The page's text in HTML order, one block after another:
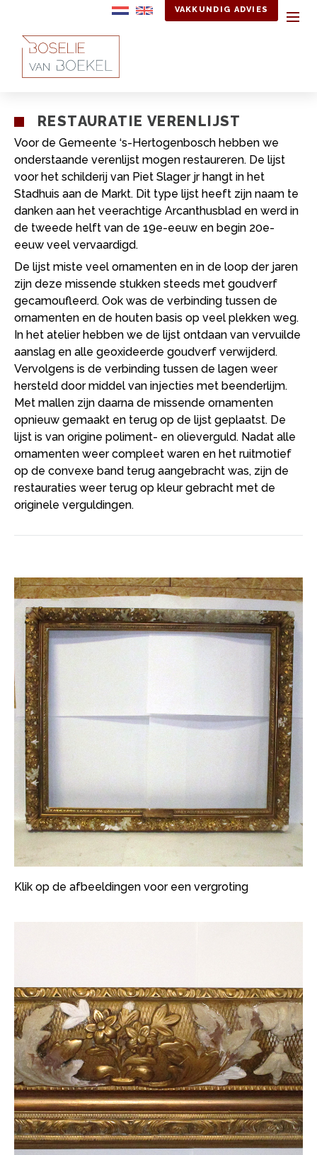
VAKKUNDIG ADVIES
RESTAURATIE VERENLIJST
Voor de Gemeente ‘s-Hertogenbosch hebben we
onderstaande verenlijst mogen restaureren. De lijst
voor het schilderij van Piet Slager jr hangt in het
Stadhuis aan de Markt. Dit type lijst heeft zijn naam te
danken aan het veerachtige Arcanthusblad en werd in
de tweede helft van de 19e-eeuw en begin 20e-
eeuw veel vervaardigd.
De lijst miste veel ornamenten en in de loop der jaren
zijn deze missende stukken steeds met goudverf
gecamoufleerd. Ook was de verbinding tussen de
ornamenten en de houten basis op veel plekken weg.
In het atelier hebben we de lijst ontdaan van vervuilde
aanslag en alle geoxideerde goudverf verwijderd.
Vervolgens is de verbinding tussen de lagen weer
hersteld door middel van injecties met beenderlijm.
Met mallen zijn daarna de missende ornamenten
opnieuw gemaakt en terug op de lijst geplaatst. De
lijst is van origine poliment- en olieverguld. Nadat alle
ornamenten weer compleet waren en het ruitmotief
op de convexe band terug aangebracht was, zijn de
restauraties weer terug op kleur gebracht met de
originele verguldingen.
Klik op de afbeeldingen voor een vergroting